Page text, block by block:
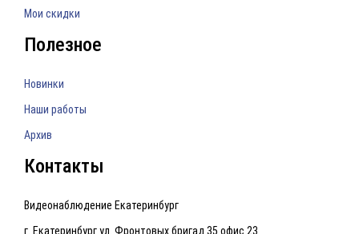
Мои скидки
Полезное
Новинки
Наши работы
Архив
Контакты
Видеонаблюдение Екатеринбург
г. Екатеринбург ул. Фронтовых бригад 35 офис 23